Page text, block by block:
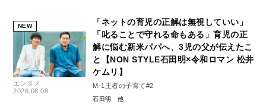
NEW
エンタメ
2026.08.08
「ネットの育児の正解は無視していい」
「叱ることで守れる命もある」育児の正
解に悩む新米パパへ、3児の父が伝えたこ
と【NON STYLE石田明×令和ロマン 松井
ケムリ】
M-1王者の子育て#2
石田明